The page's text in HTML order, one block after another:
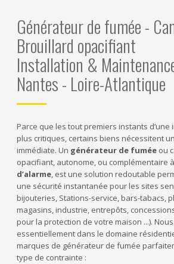
Générateur de fumée -
Brouillard opacifiant
Installation &
Nantes - Loire-Atlantique
Parce que les tout premiers instants d’une
plus critiques, certains biens nécessitent
immédiate. Un générateur de fuméeou
opacifiant, autonome, ou complémentaire
d’alarme, est une solution redoutable
une sécurité instantanée pour les sites
bijouteries, Stations-service, bars-tabacs,
magasins, industrie, entrepôts,
pour la protection de votre maison ...).
essentiellement dans le domaine
marques de générateur de fumée
type de contrainte :